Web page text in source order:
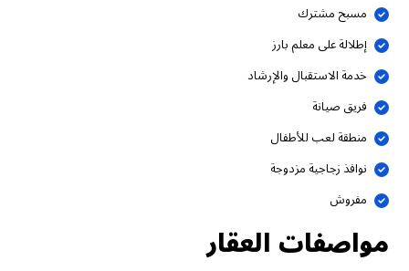
مسبح مشترك
إطلالة على معلم بارز
خدمة الاستقبال والإرشاد
فريق صيانة
منطقة لعب للأطفال
نوافذ زجاجية مزدوجة
مفروش
مواصفات العقار